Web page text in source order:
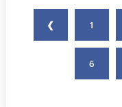
❮ 1
6